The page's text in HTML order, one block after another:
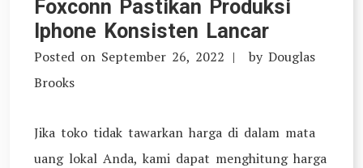
Foxconn Pastikan Produksi
Iphone Konsisten Lancar
Posted on September 26, 2022 by Douglas
Brooks
Jika toko tidak tawarkan harga di dalam mata
uang lokal Anda, kami dapat menghitung harga